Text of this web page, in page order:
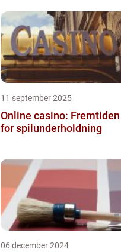
11 september 2025
Online casino: Fremtiden
for spilunderholdning
06 december 2024